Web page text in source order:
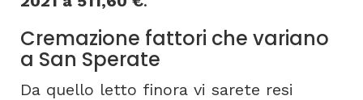
Cremazione fattori che variano
a San Sperate
Da quello letto finora vi sarete resi